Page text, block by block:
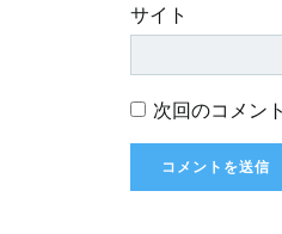
サイト
次回のコメン